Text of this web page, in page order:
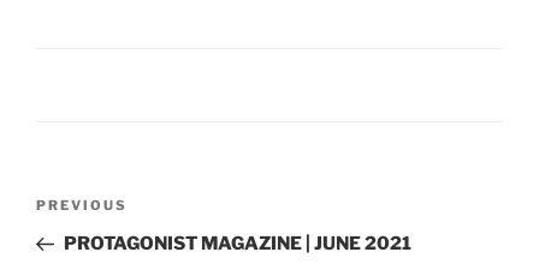
Previous
Post
PREVIOUS
PROTAGONIST MAGAZINE | JUNE 2021